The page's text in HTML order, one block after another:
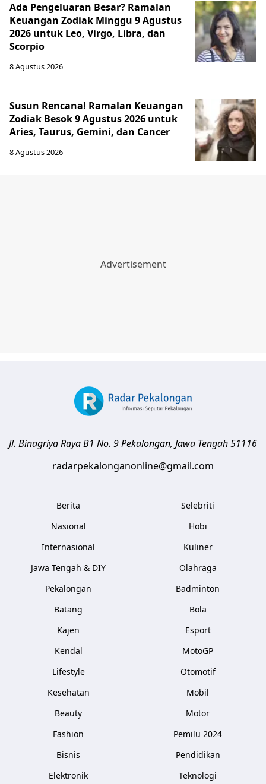
Ada Pengeluaran Besar? Ramalan
Keuangan Zodiak Minggu 9 Agustus
2026 untuk Leo, Virgo, Libra, dan
Scorpio
8 Agustus 2026
Susun Rencana! Ramalan Keuangan
Zodiak Besok 9 Agustus 2026 untuk
Aries, Taurus, Gemini, dan Cancer
8 Agustus 2026
Jl. Binagriya Raya B1 No. 9Pekalongan, Jawa Tengah51116
radarpekalonganonline@gmail.com
Berita
Nasional
Internasional
Jawa Tengah & DIY
Pekalongan
Batang
Kajen
Kendal
Lifestyle
Kesehatan
Beauty
Fashion
Bisnis
Elektronik
Selebriti
Hobi
Kuliner
Olahraga
Badminton
Bola
Esport
MotoGP
Otomotif
Mobil
Motor
Pemilu 2024
Pendidikan
Teknologi